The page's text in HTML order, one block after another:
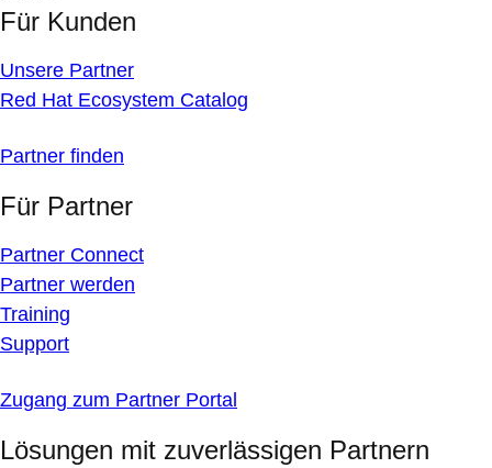
Für Kunden
Unsere Partner
Red Hat Ecosystem Catalog
Partner finden
Für Partner
Partner Connect
Partner werden
Training
Support
Zugang zum Partner Portal
Lösungen mit zuverlässigen Partnern